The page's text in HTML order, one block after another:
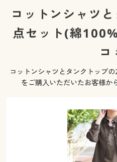
女性下着
女性下着
メンズ下着
メンズ通販すべて
メンズファッション
家電・雑貨
家電・雑貨すべて
寝具・インテリア・家具
カーテン・ラグ・ファブリック
美容・健康・サプリメント
制服・スクールすべて
大きいサイズ通販すべて
ジュニア・ティーンズ下着
メンズ下着
家電
寝具・インテリア・家具通販すべ
寝具・ベッド
カーテン・ラグ・ファブリック
美容・健康
美容・健康・サプリメント
制服・スクールすべて
ジュニア・ティーンズ下着
大きいサイズ
大きいサイズ通販すべて
大きいサイズ レディース服
コットンシャツ
点セット(綿
コ
コットンシャツとタンクトップ
をご購入いただいたお客様か